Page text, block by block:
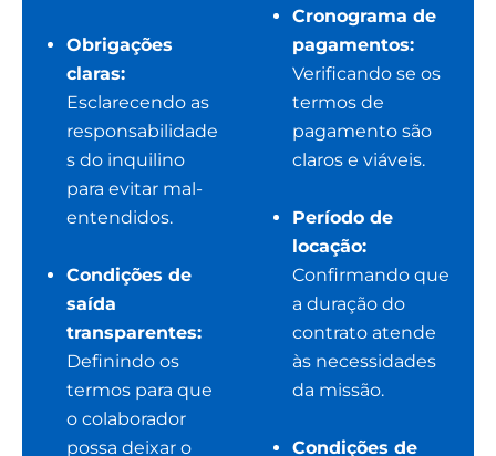
Obrigações
claras:
Esclarecendo as
responsabilidade
s do inquilino
para evitar mal-
entendidos.
Condições de
saída
transparentes:
Definindo os
termos para que
o colaborador
possa deixar o
Cronograma de
pagamentos:
Verificando se os
termos de
pagamento são
claros e viáveis.
Período de
locação:
Confirmando que
a duração do
contrato atende
às necessidades
da missão.
Condições de